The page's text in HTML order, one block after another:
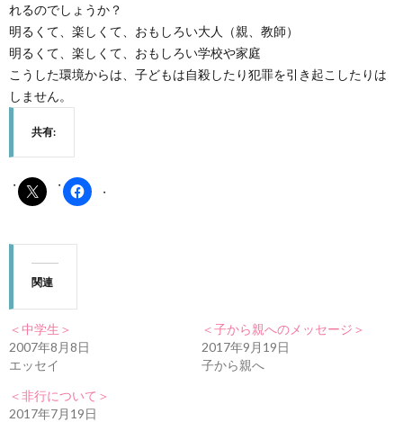
れるのでしょうか？
明るくて、楽しくて、おもしろい大人（親、教師）
明るくて、楽しくて、おもしろい学校や家庭
こうした環境からは、子どもは自殺したり犯罪を引き起こしたりは
しません。
共有:
関連
＜中学生＞
2007年8月8日
エッセイ
＜子から親へのメッセージ＞
2017年9月19日
子から親へ
＜非行について＞
2017年7月19日